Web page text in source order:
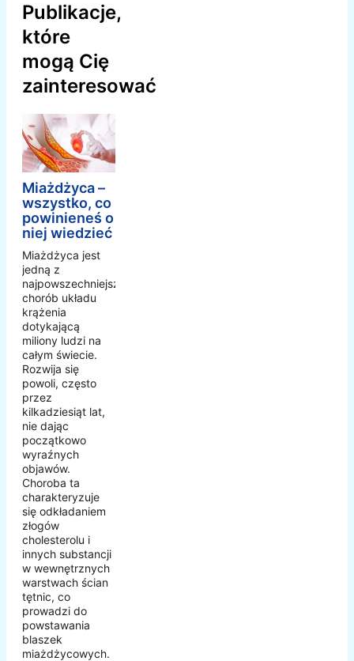
Publikacje,
które
mogą Cię
zainteresować
Miażdżyca –
wszystko, co
powinieneś o
niej wiedzieć
Miażdżyca jest
jedną z
najpowszechniejszych
chorób układu
krążenia
dotykającą
miliony ludzi na
całym świecie.
Rozwija się
powoli, często
przez
kilkadziesiąt lat,
nie dając
początkowo
wyraźnych
objawów.
Choroba ta
charakteryzuje
się odkładaniem
złogów
cholesterolu i
innych substancji
w wewnętrznych
warstwach ścian
tętnic, co
prowadzi do
powstawania
blaszek
miażdżycowych.